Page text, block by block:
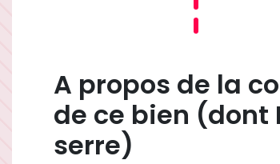
A propos de la
de ce bien (dont
serre)